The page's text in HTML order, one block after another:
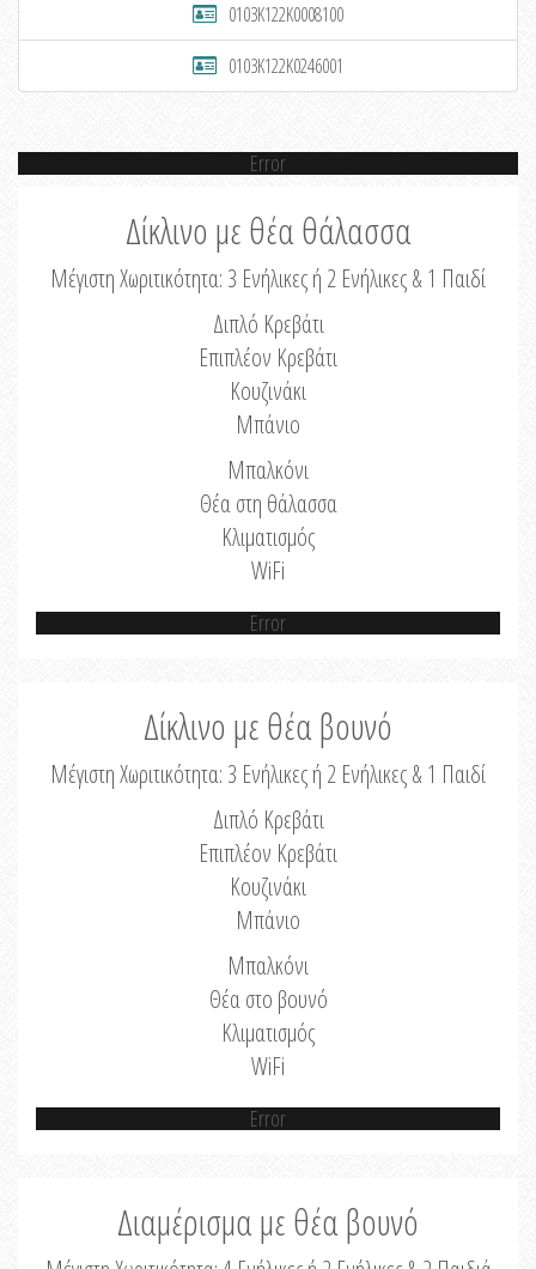
0103K122K0008100
0103K122K0246001
Error
Δίκλινο με θέα θάλασσα
Μέγιστη Χωριτικότητα: 3 Ενήλικες ή 2 Ενήλικες & 1 Παιδί
Διπλό Κρεβάτι
Επιπλέον Κρεβάτι
Κουζινάκι
Μπάνιο
Μπαλκόνι
Θέα στη θάλασσα
Κλιματισμός
WiFi
Error
Δίκλινο με θέα βουνό
Μέγιστη Χωριτικότητα: 3 Ενήλικες ή 2 Ενήλικες & 1 Παιδί
Διπλό Κρεβάτι
Επιπλέον Κρεβάτι
Κουζινάκι
Μπάνιο
Μπαλκόνι
Θέα στο βουνό
Κλιματισμός
WiFi
Error
Διαμέρισμα με θέα βουνό